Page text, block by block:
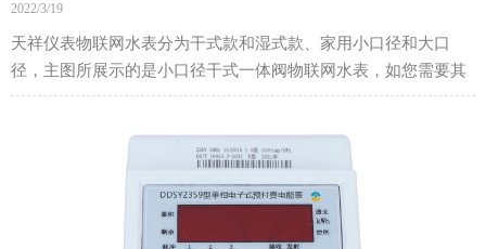
2022/3/19
天祥仪表物联网水表分为干式款和湿式款、家用小口径和大口
径，主图所展示的是小口径干式一体阀物联网水表，如您需要其
他型号，欢迎来电咨询。